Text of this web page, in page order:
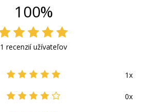
100%
1 recenzií užívateľov
1x
0x